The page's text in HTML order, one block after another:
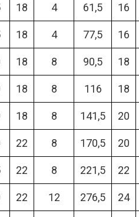
18 4 61,5 16
18 4 77,5 16
18 8 90,5 18
18 8 116 18
18 8 141,5 20
22 8 170,5 20
22 8 221,5 22
22 12 276,5 24